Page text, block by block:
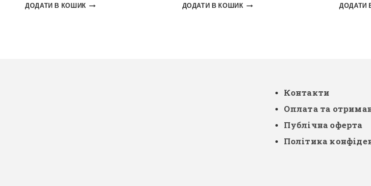
ДОДАТИ В КОШИК ДОДАТИ В КОШИК ДОДАТИ
Контакти
Оплата та
Публічна оферта
Політика